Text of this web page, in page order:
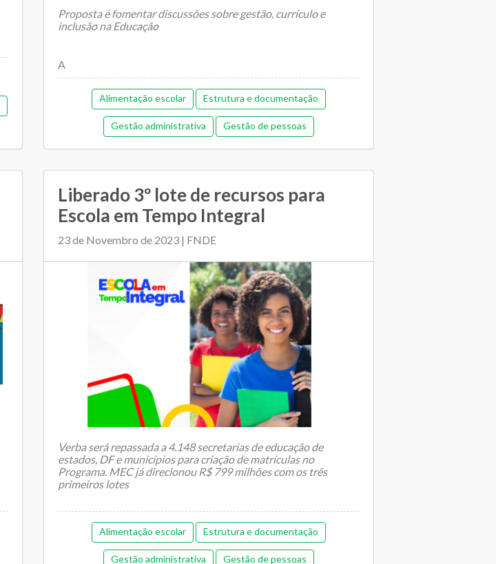
Proposta é fomentar discussões sobre gestão, currículo e
inclusão na Educação
A
Alimentação escolar Estrutura e documentação
Gestão administrativa Gestão de pessoas
Gestão democrática Memorial de gestão
Pedagógica Plano Municipal de Educação
Regime de colaboração Relacionamento entre SME e escolas
Transporte escolar
Liberado 3º lote de recursos para
Escola em Tempo Integral
23 de Novembro de 2023 | FNDE
Verba será repassada a 4.148 secretarias de educação de
estados, DF e municípios para criação de matrículas no
Programa. MEC já direcionou R$ 799 milhões com os três
primeiros lotes
Alimentação escolar Estrutura e documentação
Gestão administrativa Gestão de pessoas